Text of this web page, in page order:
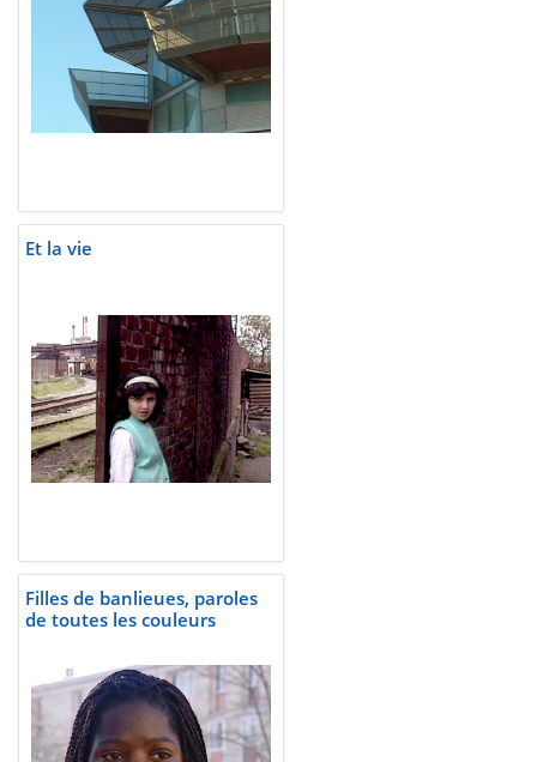
Et la vie
Filles de banlieues, paroles
de toutes les couleurs